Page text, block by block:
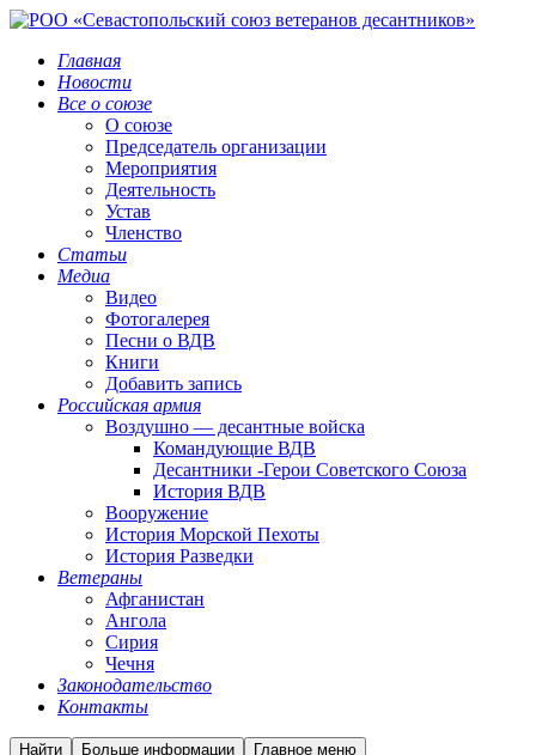
Главная
Новости
Все о союзе
О союзе
Председатель организации
Мероприятия
Деятельность
Устав
Членство
Статьи
Медиа
Видео
Фотогалерея
Песни о ВДВ
Книги
Добавить запись
Российская армия
Воздушно — десантные войска
Командующие ВДВ
Десантники -Герои Советского Союза
История ВДВ
Вооружение
История Морской Пехоты
История Разведки
Ветераны
Афганистан
Ангола
Сирия
Чечня
Законодательство
Контакты
Найти Больше информации Главное меню